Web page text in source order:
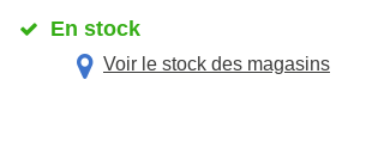
En stock
Voir le stock des magasins